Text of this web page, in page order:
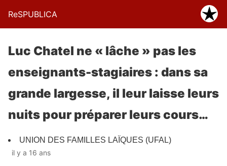
ReSPUBLICA
Luc Chatel ne « lâche » pas les
enseignants-stagiaires : dans sa
grande largesse, il leur laisse leurs
nuits pour préparer leurs cours…
UNION DES FAMILLES LAÏQUES (UFAL)
il y a 16 ans